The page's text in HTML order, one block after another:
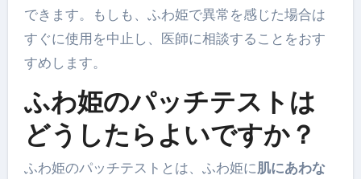
できます。もしも、ふわ姫で異常を感じた場合は
すぐに使用を中止し、医師に相談することをおす
すめします。
ふわ姫のパッチテストは
どうしたらよいですか？
ふわ姫のパッチテストとは、ふわ姫に肌にあわな